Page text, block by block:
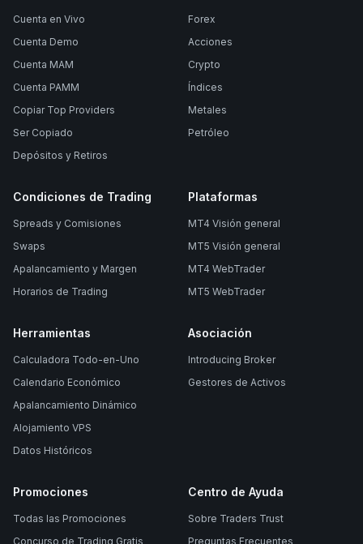
Cuenta en Vivo
Cuenta Demo
Cuenta MAM
Cuenta PAMM
Copiar Top Providers
Ser Copiado
Depósitos y Retiros
Forex
Acciones
Crypto
Índices
Metales
Petróleo
Condiciones de Trading
Spreads y Comisiones
Swaps
Apalancamiento y Margen
Horarios de Trading
Plataformas
MT4 Visión general
MT5 Visión general
MT4 WebTrader
MT5 WebTrader
Herramientas
Calculadora Todo-en-Uno
Calendario Económico
Apalancamiento Dinámico
Alojamiento VPS
Datos Históricos
Asociación
Introducing Broker
Gestores de Activos
Promociones
Todas las Promociones
Concurso de Trading Gratis
Centro de Ayuda
Sobre Traders Trust
Preguntas Frecuentes